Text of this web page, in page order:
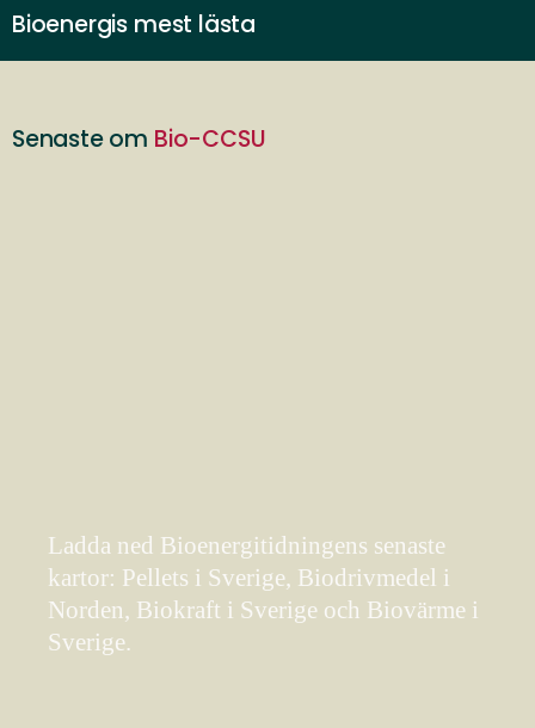
Bioenergis mest lästa
Senaste om Bio-CCSU
Ladda ned Bioenergitidningens senaste
kartor: Pellets i Sverige, Biodrivmedel i
Norden, Biokraft i Sverige och Biovärme i
Sverige.